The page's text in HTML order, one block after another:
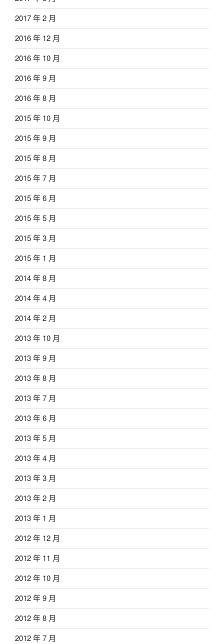
2017 年 2 月
2016 年 12 月
2016 年 10 月
2016 年 9 月
2016 年 8 月
2015 年 10 月
2015 年 9 月
2015 年 8 月
2015 年 7 月
2015 年 6 月
2015 年 5 月
2015 年 3 月
2015 年 1 月
2014 年 8 月
2014 年 4 月
2014 年 2 月
2013 年 10 月
2013 年 9 月
2013 年 8 月
2013 年 7 月
2013 年 6 月
2013 年 5 月
2013 年 4 月
2013 年 3 月
2013 年 2 月
2013 年 1 月
2012 年 12 月
2012 年 11 月
2012 年 10 月
2012 年 9 月
2012 年 8 月
2012 年 7 月